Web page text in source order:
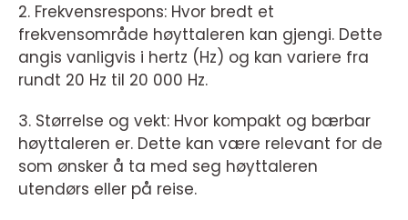
2. Frekvensrespons: Hvor bredt et
frekvensområde høyttaleren kan gjengi. Dette
angis vanligvis i hertz (Hz) og kan variere fra
rundt 20 Hz til 20 000 Hz.
3. Størrelse og vekt: Hvor kompakt og bærbar
høyttaleren er. Dette kan være relevant for de
som ønsker å ta med seg høyttaleren
utendørs eller på reise.